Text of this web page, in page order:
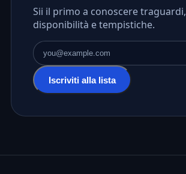
Sii il primo a conoscere traguardi,
disponibilità e tempistiche.
Indirizzo email
Iscriviti alla lista